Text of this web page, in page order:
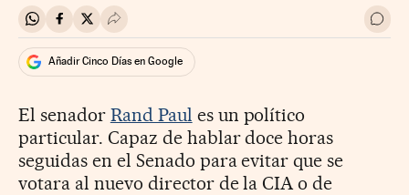
Compartir en Whatsapp
Compartir en Facebook
Compartir en Twitter
Desplegar Redes Sociales Ir a
Añadir Cinco Días en Google
El senador Rand Paul es un político
particular. Capaz de hablar doce horas
seguidas en el Senado para evitar que se
votara al nuevo director de la CIA o de